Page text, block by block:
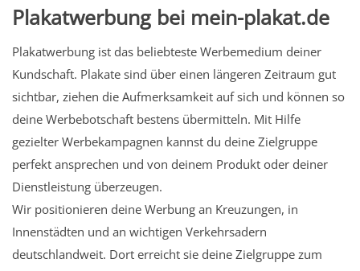
Plakatwerbung bei mein-plakat.de
Plakatwerbung ist das beliebteste Werbemedium deiner
Kundschaft. Plakate sind über einen längeren Zeitraum gut
sichtbar, ziehen die Aufmerksamkeit auf sich und können so
deine Werbebotschaft bestens übermitteln. Mit Hilfe
gezielter Werbekampagnen kannst du deine Zielgruppe
perfekt ansprechen und von deinem Produkt oder deiner
Dienstleistung überzeugen.
Wir positionieren deine Werbung an Kreuzungen, in
Innenstädten und an wichtigen Verkehrsadern
deutschlandweit. Dort erreicht sie deine Zielgruppe zum